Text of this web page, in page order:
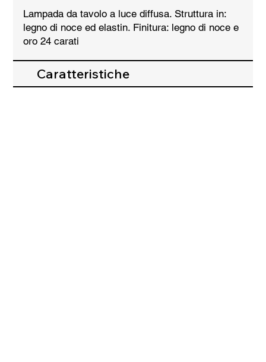
Lampada da tavolo a luce diffusa. Struttura in:
legno di noce ed elastin. Finitura: legno di noce e
oro 24 carati
Caratteristiche